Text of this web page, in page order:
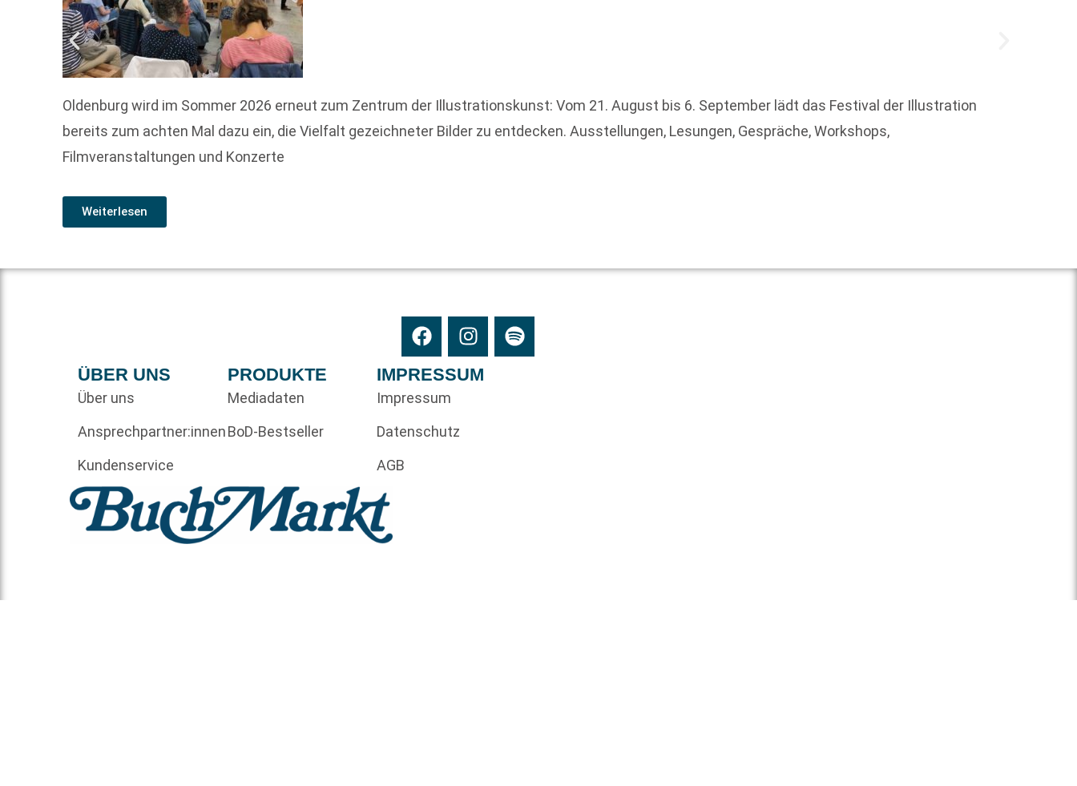
Oldenburg wird im Sommer 2026 erneut zum Zentrum der Illustrationskunst: Vom 21. August bis 6. September lädt das Festival der Illustration
bereits zum achten Mal dazu ein, die Vielfalt gezeichneter Bilder zu entdecken. Ausstellungen, Lesungen, Gespräche, Workshops,
Filmveranstaltungen und Konzerte
Weiterlesen
ÜBER UNS
Über uns
Ansprechpartner:innen
Kundenservice
PRODUKTE
Mediadaten
BoD-Bestseller
IMPRESSUM
Impressum
Datenschutz
AGB